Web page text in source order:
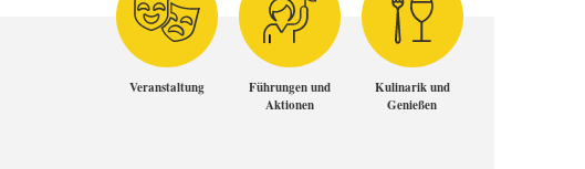
Veranstaltung
Führungen und
Aktionen
Kulinarik und
Genießen